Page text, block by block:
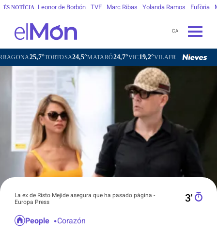
ÉS NOTÍCIA Leonor de Borbón TVE Marc Ribas Yolanda Ramos Eufòria
CA
TORTOSA24,5°MATARÓ24,7°VIC19,2°VILAFRANCA DEL PENEDÈS20,8°
La ex de Risto Mejide asegura que ha pasado página -
Europa Press
3′
People Corazón